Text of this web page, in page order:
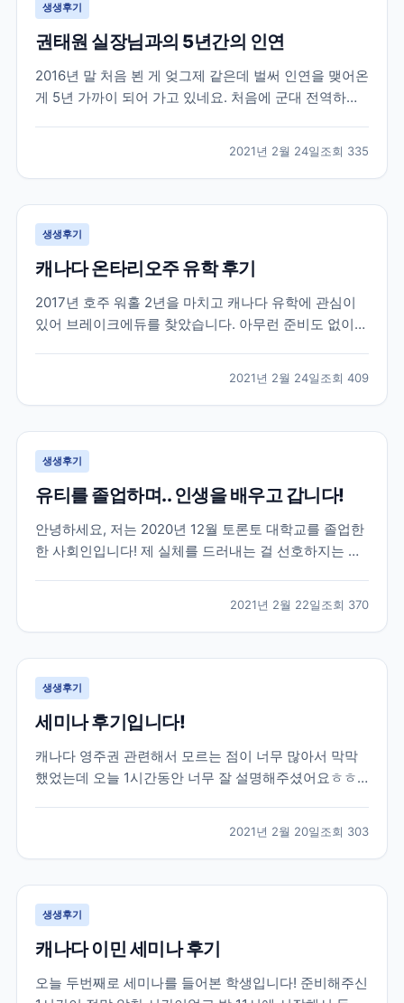
생생후기
권태원 실장님과의 5년간의 인연
2016년 말 처음 뵌 게 엊그제 같은데 벌써 인연을 맺어온
게 5년 가까이 되어 가고 있네요. 처음에 군대 전역하기
가야지 마음먹고 상담 신청하고 찾아 갔었는데 열정을
다하여 상담을 해 주셨습니다. 불안감에 가득차고...
2021년 2월 24일조회 335
생생후기
캐나다 온타리오주 유학 후기
2017년 호주 워홀 2년을 마치고 캐나다 유학에 관심이
있어 브레이크에듀를 찾았습니다. 아무런 준비도 없이
요. 캐나다에 있는 여러 학교들과 학과들중에 저에게 맞
는 학교를 추천해주시고 그후로 필요한게 무엇인지 언제
까...
2021년 2월 24일조회 409
생생후기
유티를 졸업하며.. 인생을 배우고 갑니다!
안녕하세요, 저는 2020년 12월 토론토 대학교를 졸업한
한 사회인입니다! 제 실체를 드러내는 걸 선호하지는 않
권태원 실장님의 도움을 받아 토론토 대학교에 진학을
하게 되었습니다. 대학 진학 문제로 고민이 많았...
2021년 2월 22일조회 370
생생후기
세미나 후기입니다!
캐나다 영주권 관련해서 모르는 점이 너무 많아서 막막
했었는데 오늘 1시간동안 너무 잘 설명해주셨어요ㅎㅎ
2021년 2월 20일조회 303
생생후기
캐나다 이민 세미나 후기
오늘 두번째로 세미나를 들어본 학생입니다! 준비해주신